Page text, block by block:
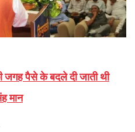
जगह पैसे के बदले दी जाती थी
मान